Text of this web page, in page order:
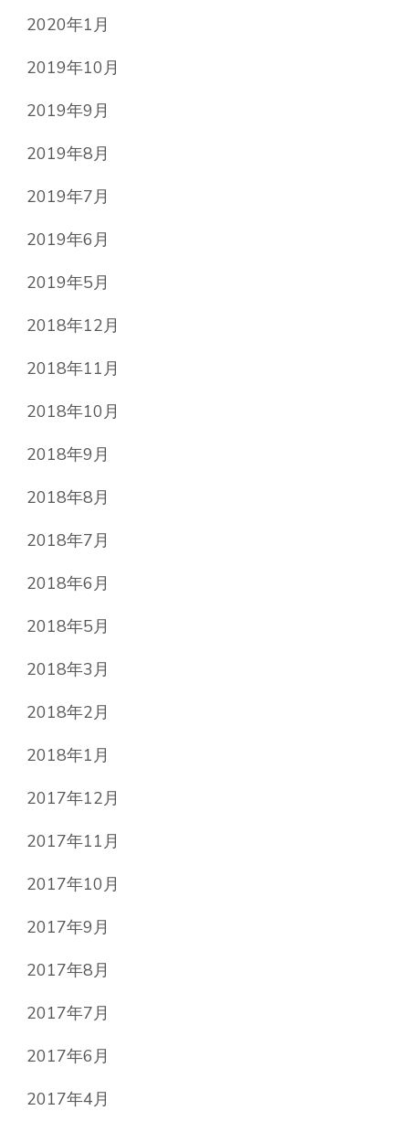
2020年1月
2019年10月
2019年9月
2019年8月
2019年7月
2019年6月
2019年5月
2018年12月
2018年11月
2018年10月
2018年9月
2018年8月
2018年7月
2018年6月
2018年5月
2018年3月
2018年2月
2018年1月
2017年12月
2017年11月
2017年10月
2017年9月
2017年8月
2017年7月
2017年6月
2017年4月